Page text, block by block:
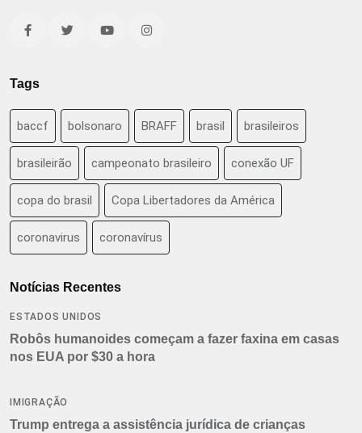
Tags
baccf bolsonaro BRAFF brasil brasileiros
brasileirão campeonato brasileiro conexão UF
copa do brasil Copa Libertadores da América
coronavirus coronavírus
Notícias Recentes
ESTADOS UNIDOS
Robôs humanoides começam a fazer faxina em casas
nos EUA por $30 a hora
IMIGRAÇÃO
Trump entrega a assistência jurídica de crianças